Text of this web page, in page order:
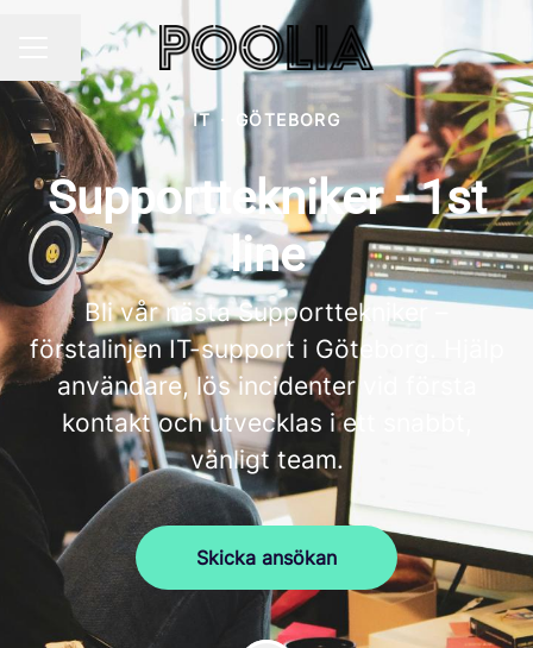
KARRIÄRMENY
Dela sidan
IT · GÖTEBORG
Supporttekniker - 1st
line
Bli vår nästa Supporttekniker –
förstalinjen IT-support i Göteborg. Hjälp
användare, lös incidenter vid första
kontakt och utvecklas i ett snabbt,
vänligt team.
Skicka ansökan